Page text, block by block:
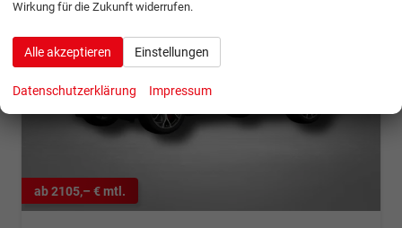
ab 2105,– € mtl.
Wirkung für die Zukunft widerrufen.
Alle akzeptieren Einstellungen
Datenschutzerklärung Impressum